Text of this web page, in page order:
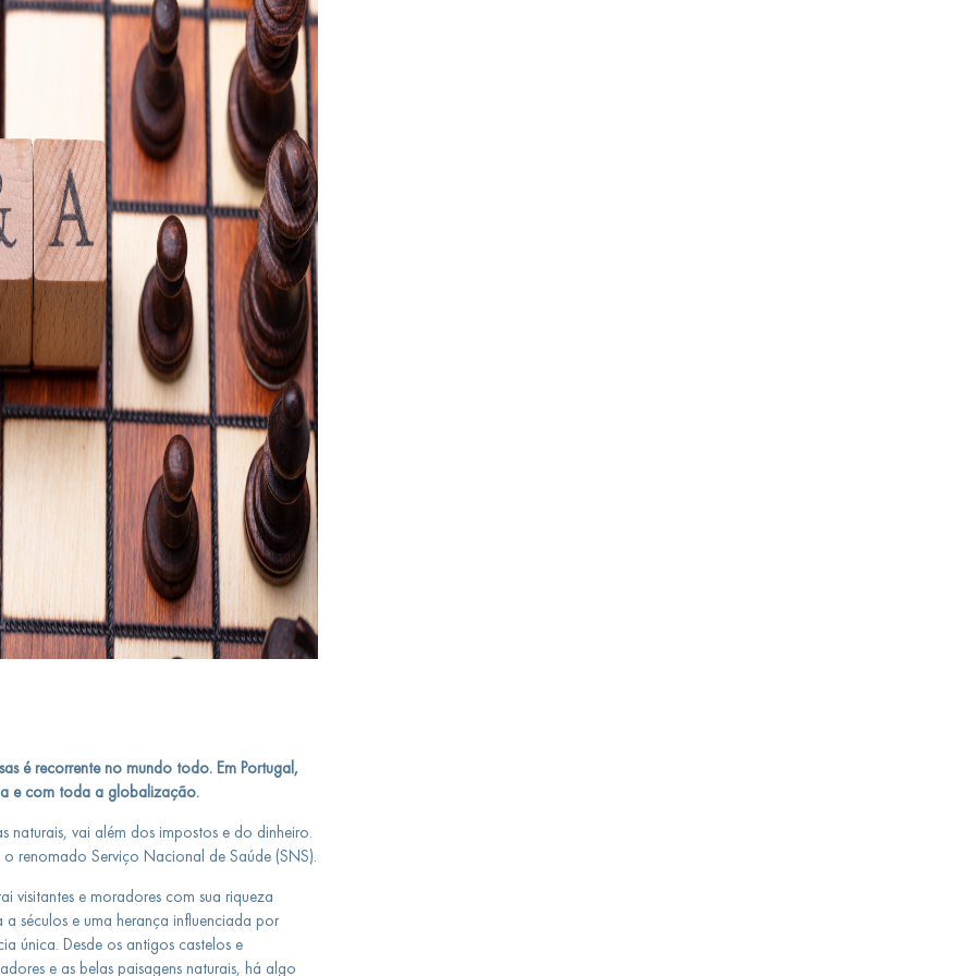
é recorrente no mundo todo. Em Portugal,
e com toda a globalização.
naturais, vai além dos impostos e do dinheiro.
o renomado Serviço Nacional de Saúde (SNS).
visitantes e moradores com sua riqueza
séculos e uma herança influenciada por
única. Desde os antigos castelos e
e as belas paisagens naturais, há algo